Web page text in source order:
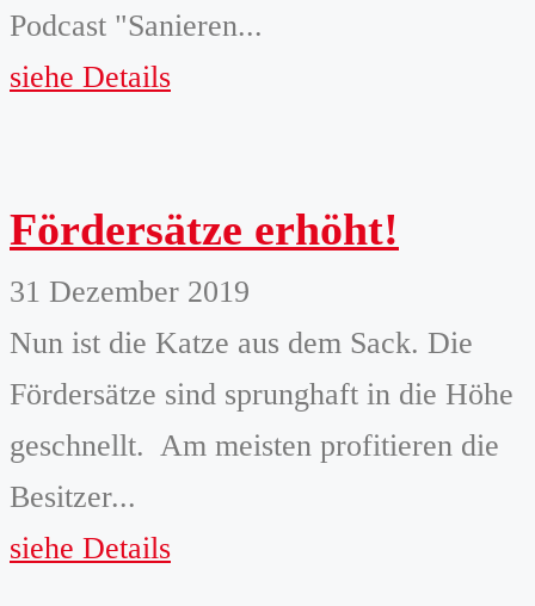
Podcast "Sanieren...
siehe Details
Fördersätze erhöht!
31 Dezember 2019
Nun ist die Katze aus dem Sack. Die
Fördersätze sind sprunghaft in die Höhe
geschnellt. Am meisten profitieren die
Besitzer...
siehe Details